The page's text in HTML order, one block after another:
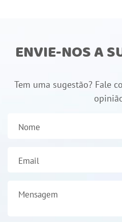
ENVIE-NOS A
Tem uma sugestão? Fale
Nome
Email
Mensagem